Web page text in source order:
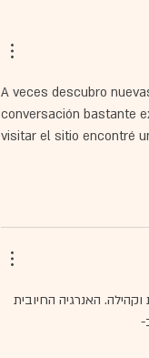
A veces descubro
conversación bastante
visitar el sitio encontré
האנרגיה החיובית